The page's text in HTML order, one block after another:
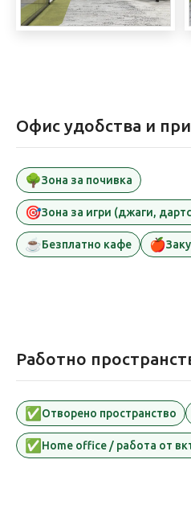
Офис удобства и
🌳Зона за почивка
🎯Зона за игри (джаги,
☕Безплатно кафе 🍎
Работно
✅ Oтворено пространство
✅ Home office / работа от